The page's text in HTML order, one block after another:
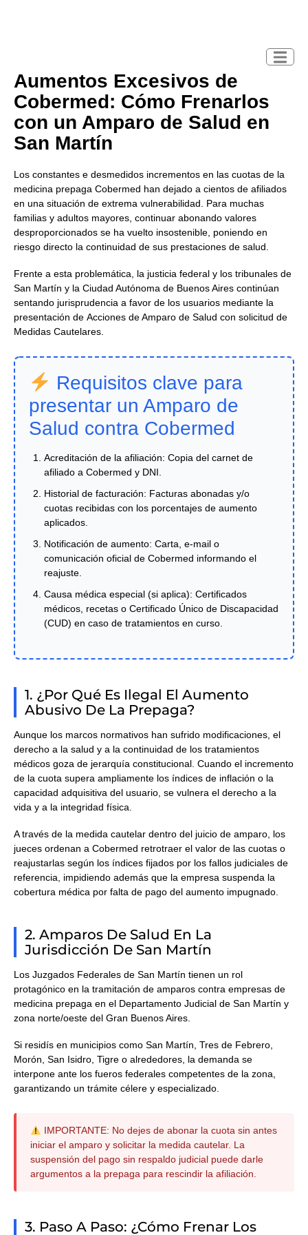
Aumentos Excesivos de
Cobermed: Cómo Frenarlos
con un Amparo de Salud en
San Martín
Los constantes e desmedidos incrementos en las cuotas de la
medicina prepaga Cobermed han dejado a cientos de afiliados
en una situación de extrema vulnerabilidad. Para muchas
familias y adultos mayores, continuar abonando valores
desproporcionados se ha vuelto insostenible, poniendo en
riesgo directo la continuidad de sus prestaciones de salud.
Frente a esta problemática, la justicia federal y los tribunales de
San Martín y la Ciudad Autónoma de Buenos Aires continúan
sentando jurisprudencia a favor de los usuarios mediante la
presentación de Acciones de Amparo de Salud con solicitud de
Medidas Cautelares
Requisitos clave para
presentar un Amparo de
Salud contra Cobermed
Acreditación de la afiliación: Copia del carnet de
afiliado a Cobermed y DNI.
Historial de facturación: Facturas abonadas y/o
cuotas recibidas con los porcentajes de aumento
aplicados.
Notificación de aumento: Carta, e-mail o
comunicación oficial de Cobermed informando el
reajuste.
Causa médica especial (si aplica): Certificados
médicos, recetas o Certificado Único de Discapacidad
(CUD) en caso de tratamientos en curso.
1. ¿Por Qué Es Ilegal El Aumento
Abusivo De La Prepaga?
Aunque los marcos normativos han sufrido modificaciones, el
derecho a la salud y a la continuidad de los tratamientos
médicos goza de jerarquía constitucional. Cuando el incremento
de la cuota supera ampliamente los índices de inflación o la
capacidad adquisitiva del usuario, se vulnera el derecho a la
vida y a la integridad física.
A través de la medida cautelar dentro del juicio de amparo, los
jueces ordenan a Cobermed retrotraer el valor de las cuotas o
reajustarlas según los índices fijados por los fallos judiciales de
referencia, impidiendo además que la empresa suspenda la
cobertura médica por falta de pago del aumento impugnado.
2. Amparos De Salud En La
Jurisdicción De San Martín
Los Juzgados Federales de San Martín tienen un rol
protagónico en la tramitación de amparos contra empresas de
medicina prepaga en el Departamento Judicial de San Martín y
zona norte/oeste del Gran Buenos Aires.
Si residís en municipios como San Martín, Tres de Febrero,
Morón, San Isidro, Tigre o alrededores , la demanda se
interpone ante los fueros federales competentes de la zona,
garantizando un trámite célere y especializado.
IMPORTANTE: No dejes de abonar la cuota sin antes
iniciar el amparo y solicitar la medida cautelar. La
suspensión del pago sin respaldo judicial puede darle
argumentos a la prepaga para rescindir la afiliación.
3. Paso A Paso: ¿Cómo Frenar Los